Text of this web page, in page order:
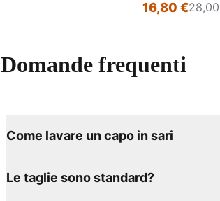
16,80 €
Domande frequenti
Come lavare un capo in sari
Le taglie sono standard?